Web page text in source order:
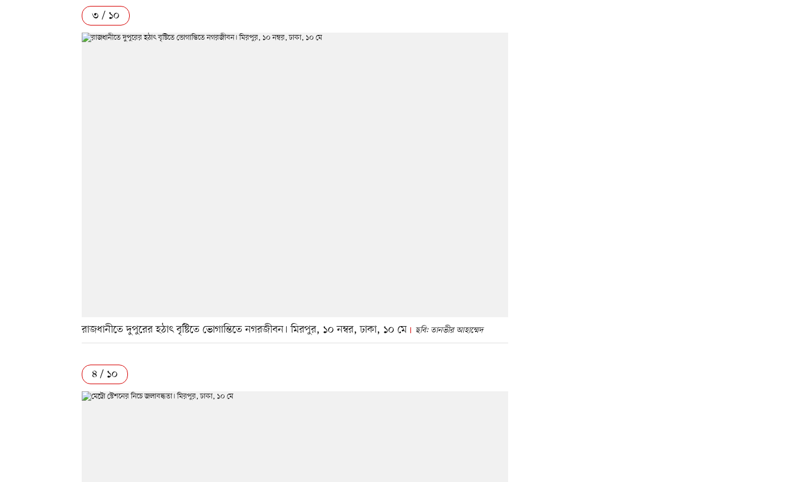
৩ / ১০
রাজধানীতে দুপুরের হঠাৎ বৃষ্টিতে ভোগান্তিতে নগরজীবন। মিরপুর, ১০ নম্বর, ঢাকা, ১০ মে ছবি: তানভীর আহাম্মেদ
৪ / ১০